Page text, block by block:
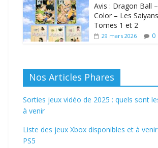
Avis : Dragon Ball
Color – Les
Tomes 1 et 2
29 mars 2026 0
Nos Articles Phares
Sorties jeux vidéo de 2025 : quels sont
à venir
Liste des jeux Xbox disponibles et à
PS5